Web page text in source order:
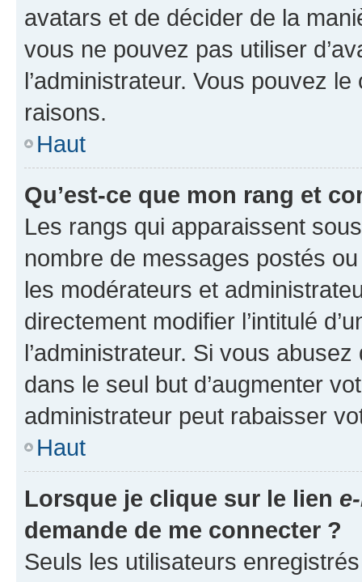
avatars et de décider de la
vous ne pouvez pas utiliser
l’administrateur. Vous pouvez
raisons.
Haut
Qu’est-ce que mon rang et
Les rangs qui apparaissent
nombre de messages postés
les modérateurs et
directement modifier l’intitulé
l’administrateur. Si vous
dans le seul but d’augmenter
administrateur peut rabaisser
Haut
Lorsque je clique sur le lien
demande de me connecter ?
Seuls les utilisateurs